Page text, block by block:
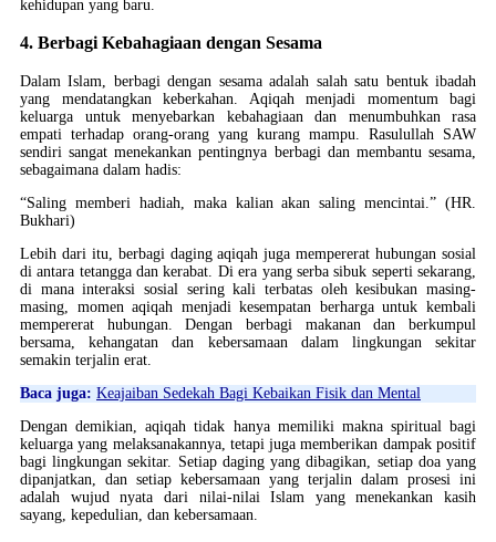
kehidupan yang baru.
4. Berbagi Kebahagiaan dengan Sesama
Dalam Islam, berbagi dengan sesama adalah salah satu bentuk ibadah
yang mendatangkan keberkahan. Aqiqah menjadi momentum bagi
keluarga untuk menyebarkan kebahagiaan dan menumbuhkan rasa
empati terhadap orang-orang yang kurang mampu. Rasulullah SAW
sendiri sangat menekankan pentingnya berbagi dan membantu sesama,
sebagaimana dalam hadis:
“Saling memberi hadiah, maka kalian akan saling mencintai.” (HR.
Bukhari)
Lebih dari itu, berbagi daging aqiqah juga mempererat hubungan sosial
di antara tetangga dan kerabat. Di era yang serba sibuk seperti sekarang,
di mana interaksi sosial sering kali terbatas oleh kesibukan masing-
masing, momen aqiqah menjadi kesempatan berharga untuk kembali
mempererat hubungan. Dengan berbagi makanan dan berkumpul
bersama, kehangatan dan kebersamaan dalam lingkungan sekitar
semakin terjalin erat.
Baca juga: Keajaiban Sedekah Bagi Kebaikan Fisik dan Mental
Dengan demikian, aqiqah tidak hanya memiliki makna spiritual bagi
keluarga yang melaksanakannya, tetapi juga memberikan dampak positif
bagi lingkungan sekitar. Setiap daging yang dibagikan, setiap doa yang
dipanjatkan, dan setiap kebersamaan yang terjalin dalam prosesi ini
adalah wujud nyata dari nilai-nilai Islam yang menekankan kasih
sayang, kepedulian, dan kebersamaan.